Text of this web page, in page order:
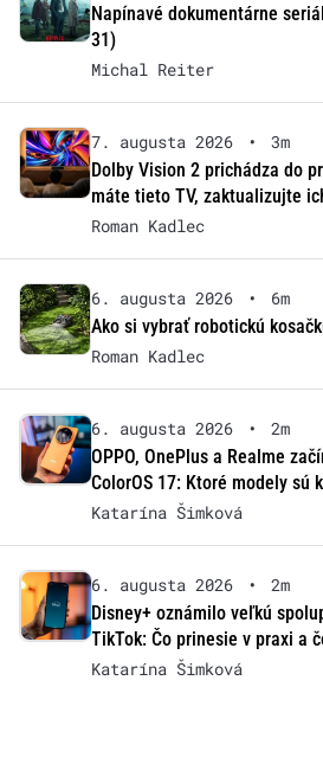
Napínavé dokumentárne
31)
Michal Reiter
7. augusta 2026 •
3m
Dolby Vision 2 prichádza do
máte tieto TV, zaktualizujte
Roman Kadlec
6. augusta 2026 •
6m
Ako si vybrať robotickú
Roman Kadlec
6. augusta 2026 •
2m
OPPO, OnePlus a Realme
ColorOS 17: Ktoré modely sú
Katarína Šimková
6. augusta 2026 •
2m
Disney+ oznámilo veľkú
TikTok: Čo prinesie v praxi a
Katarína Šimková